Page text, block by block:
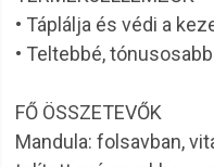
• Táplálja és védi a
• Teltebbé,
FŐ ÖSSZETEVŐK
Mandula: folsavban,